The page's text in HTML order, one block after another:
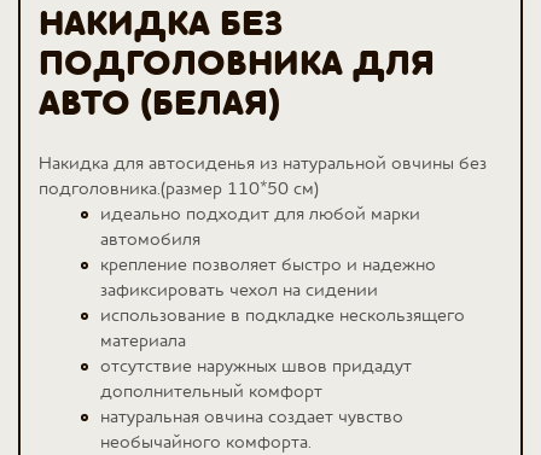
НАКИДКА БЕЗ
ПОДГОЛОВНИКА ДЛЯ
АВТО (БЕЛАЯ)
Накидка для автосиденья из натуральной овчины без
подголовника.(размер 110*50 см)
идеально подходит для любой марки
автомобиля
крепление позволяет быстро и надежно
зафиксировать чехол на сидении
использование в подкладке нескользящего
материала
отсутствие наружных швов придадут
дополнительный комфорт
натуральная овчина создает чувство
необычайного комфорта.